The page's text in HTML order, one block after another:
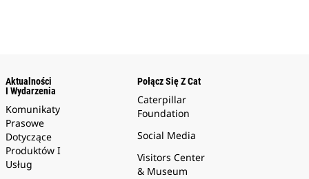
Aktualności
I Wydarzenia
Komunikaty
Prasowe
Dotyczące
Produktów I
Usług
Połącz Się Z Cat
Caterpillar
Foundation
Social Media
Visitors Center
& Museum